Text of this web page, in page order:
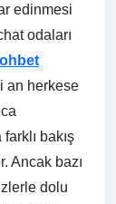
edinmesi
odaları
an herkese
bakış
Ancak bazı
dolu